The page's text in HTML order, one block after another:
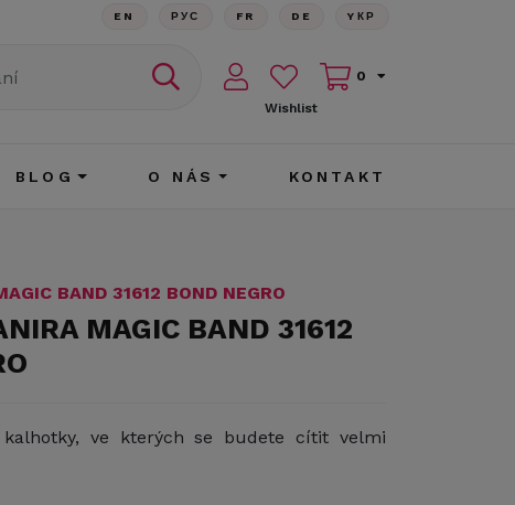
EN РУС FR DE YКР
Wishlist
0
BLOG O NÁS KONTAKT
BAND 31612 BOND NEGRO
MAGIC BAND 31612
kalhotky, ve kterých se budete cítit velmi